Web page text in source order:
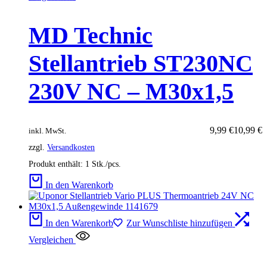
MD Technic
Stellantrieb ST230NC
230V NC – M30x1,5
10,99 €
Ursprünglicher
war:
10,99 €
9,99 €
Aktueller
ist:
9,99 €.
inkl. MwSt.
zzgl. Versandkosten
Produkt enthält: 1 Stk./pcs.
In den Warenkorb
In den Warenkorb
Zur Wunschliste hinzufügen
Vergleichen